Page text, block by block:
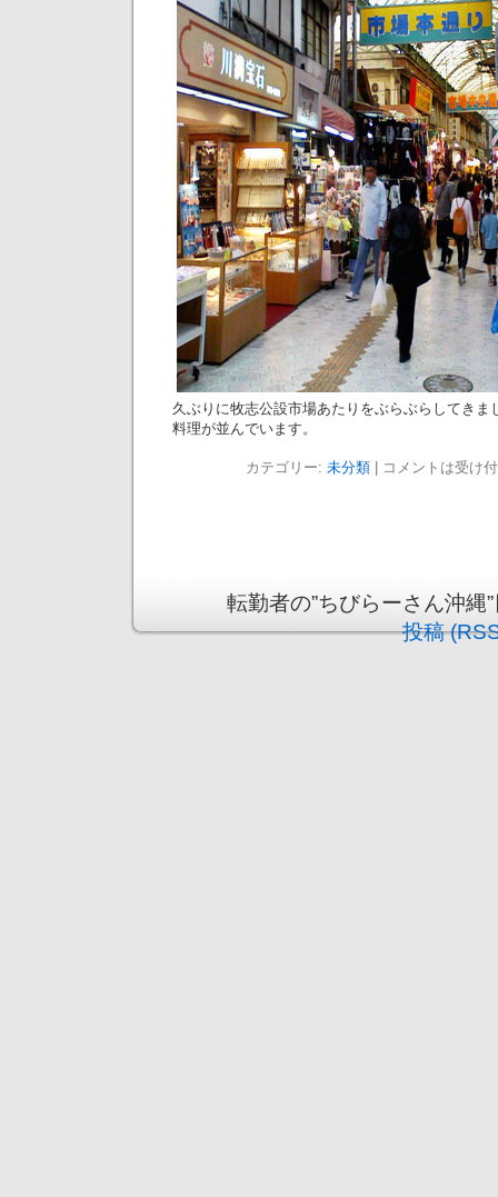
久ぶりに牧志公設市場あたりをぶらぶらしてきま
料理が並んでいます。
カテゴリー: 未分類 コメントは受け
転勤者の”ちびらーさん沖
投稿